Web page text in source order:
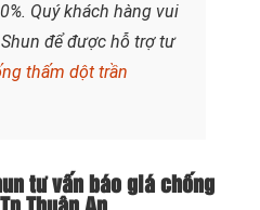
Quý khách hàng vui
để được hỗ trợ tư
thấm dột trần
tư vấn báo giá chống